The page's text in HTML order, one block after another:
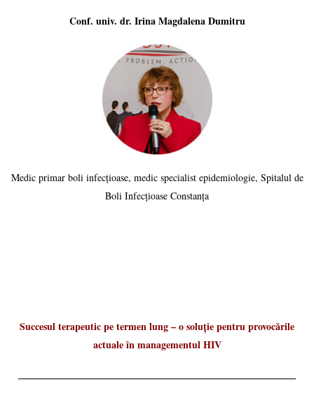
Conf. univ. dr. Irina Magdalena Dumitru
Medic primar boli infecțioase, medic specialist epidemiologie, Spitalul de
Boli Infecțioase Constanța
Succesul terapeutic pe termen lung – o soluție pentru provocările
actuale în managementul HIV